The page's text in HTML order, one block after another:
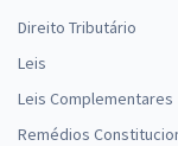
Direito Tributário
Leis
Leis Complementares
Remédios